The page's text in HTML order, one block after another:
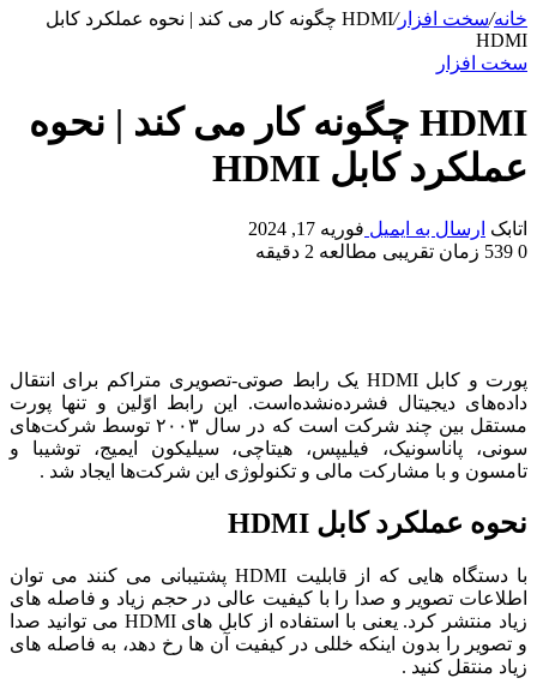
خانه/سخت افزار/
HDMI چگونه کار می کند | نحوه عملکرد کابل
HDMI
سخت افزار
HDMI چگونه کار می کند | نحوه
عملکرد کابل HDMI
اتابک ارسال به ایمیل فوریه 17, 2024
0
زمان تقریبی مطالعه 2 دقیقه
پورت و کابل HDMI یک رابط صوتی-تصویری متراکم برای انتقال
داده‌های دیجیتال فشرده‌نشده‌است. این رابط اوّلین و تنها پورت
مستقل بین چند شرکت است که در سال ۲۰۰۳ توسط شرکت‌های
سونی، پاناسونیک، فیلیپس، هیتاچی، سیلیکون ایمیج، توشیبا و
تامسون و با مشارکت مالی و تکنولوژی این شرکت‌ها ایجاد شد .
نحوه عملکرد کابل HDMI
با دستگاه هایی که از قابلیت HDMI پشتیبانی می کنند می توان
اطلاعات تصویر و صدا را با کیفیت عالی در حجم زیاد و فاصله های
زیاد منتشر کرد. یعنی با استفاده از کابل های HDMI می توانید صدا
و تصویر را بدون اینکه خللی در کیفیت آن ها رخ دهد، به فاصله های
زیاد منتقل کنید .